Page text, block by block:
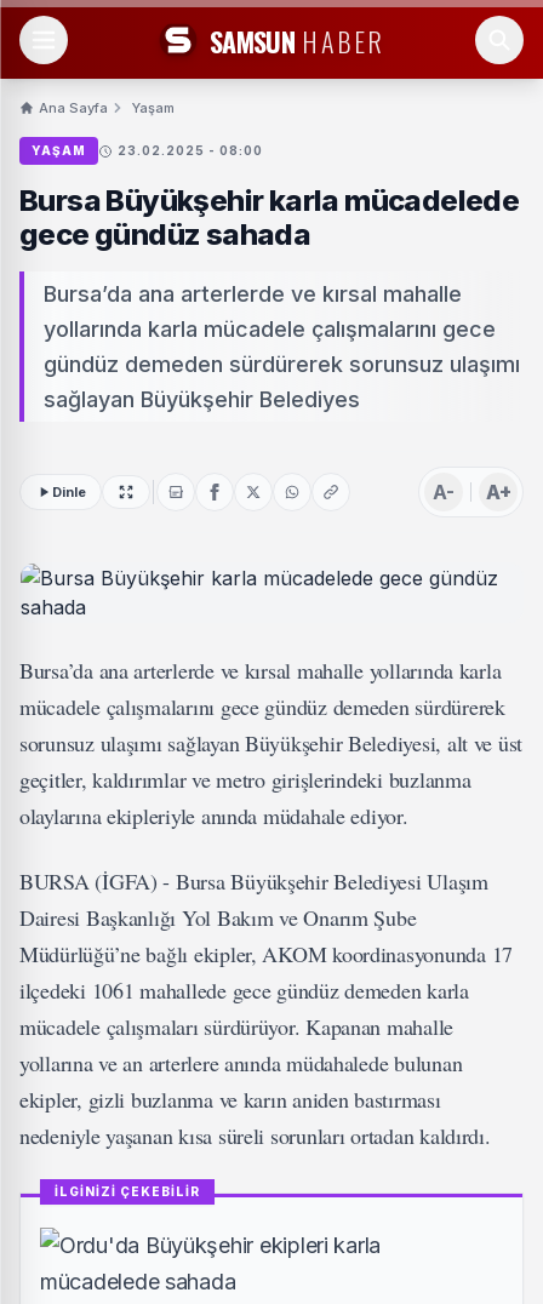
SAMSUN HABER
Ana Sayfa Yaşam
YAŞAM 23.02.2025 - 08:00
Bursa Büyükşehir karla mücadelede
gece gündüz sahada
Bursa’da ana arterlerde ve kırsal mahalle
yollarında karla mücadele çalışmalarını gece
gündüz demeden sürdürerek sorunsuz ulaşımı
sağlayan Büyükşehir Belediyes
Dinle A- A+
Bursa’da ana arterlerde ve kırsal mahalle yollarında karla
mücadele çalışmalarını gece gündüz demeden sürdürerek
sorunsuz ulaşımı sağlayan Büyükşehir Belediyesi, alt ve üst
geçitler, kaldırımlar ve metro girişlerindeki buzlanma
olaylarına ekipleriyle anında müdahale ediyor.
BURSA (İGFA) - Bursa Büyükşehir Belediyesi Ulaşım
Dairesi Başkanlığı Yol Bakım ve Onarım Şube
Müdürlüğü’ne bağlı ekipler, AKOM koordinasyonunda 17
ilçedeki 1061 mahallede gece gündüz demeden karla
mücadele çalışmaları sürdürüyor. Kapanan mahalle
yollarına ve an arterlere anında müdahalede bulunan
ekipler, gizli buzlanma ve karın aniden bastırması
nedeniyle yaşanan kısa süreli sorunları ortadan kaldırdı.
İLGİNİZİ ÇEKEBİLİR